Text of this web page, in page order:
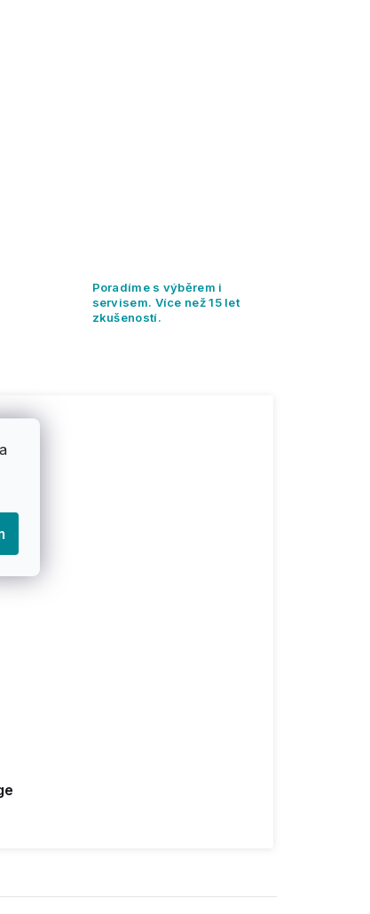
Poradíme s výběrem i
servisem. Více než 15 let
zkušeností.